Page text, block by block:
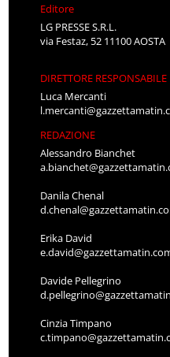
Editore
LG PRESSE S.R.L.
via Festaz, 52 11100 AOSTA
DIRETTORE RESPONSABILE
Luca Mercanti
REDAZIONE
Alessandro Bianchet
Danila Chenal
Erika David
Davide Pellegrino
Cinzia Timpano